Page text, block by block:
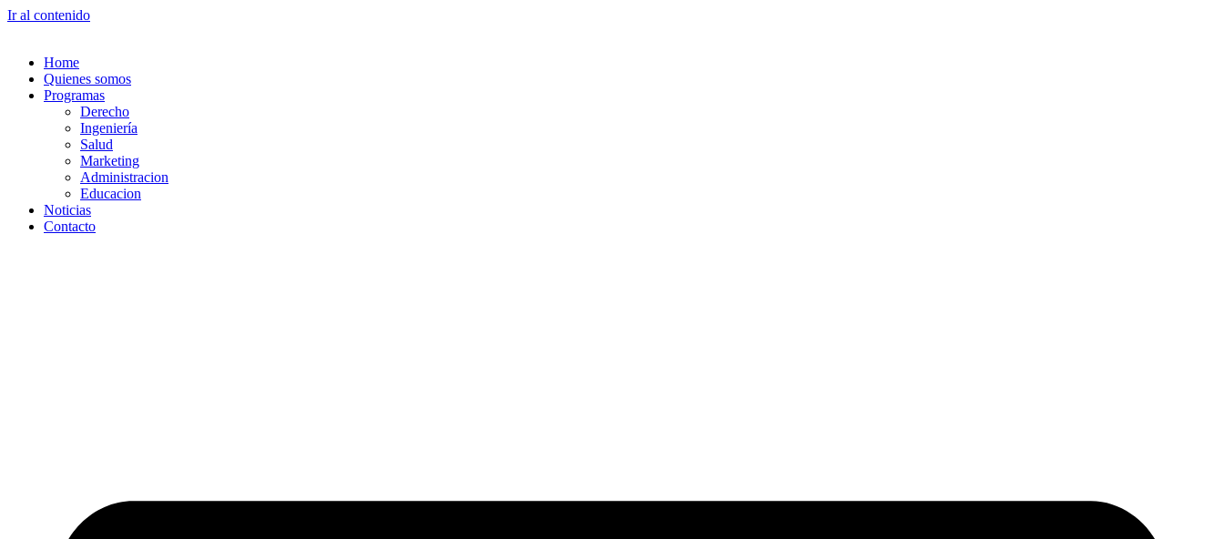
Ir al contenido
Home
Quienes somos
Programas
Derecho
Ingeniería
Salud
Marketing
Administracion
Educacion
Noticias
Contacto